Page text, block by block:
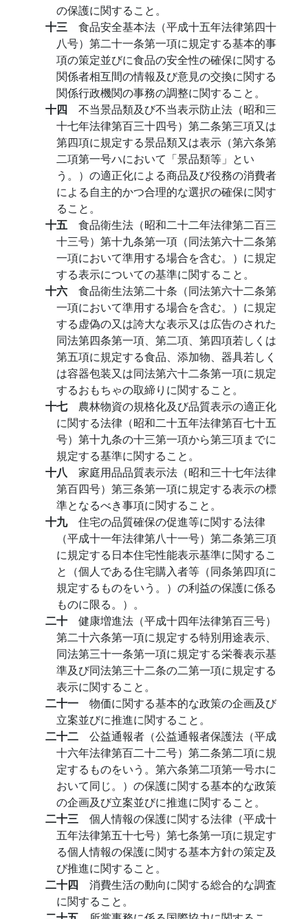
の保護に関すること。
十三 食品安全基本法（平成十五年法律第四十
八号）第二十一条第一項に規定する基本的事
項の策定並びに食品の安全性の確保に関する
関係者相互間の情報及び意見の交換に関する
関係行政機関の事務の調整に関すること。
十四 不当景品類及び不当表示防止法（昭和三
十七年法律第百三十四号）第二条第三項又は
第四項に規定する景品類又は表示（第六条第
二項第一号ハにおいて「景品類等」とい
う。）の適正化による商品及び役務の消費者
による自主的かつ合理的な選択の確保に関す
ること。
十五 食品衛生法（昭和二十二年法律第二百三
十三号）第十九条第一項（同法第六十二条第
一項において準用する場合を含む。）に規定
する表示についての基準に関すること。
十六 食品衛生法第二十条（同法第六十二条第
一項において準用する場合を含む。）に規定
する虚偽の又は誇大な表示又は広告のされた
同法第四条第一項、第二項、第四項若しくは
第五項に規定する食品、添加物、器具若しく
は容器包装又は同法第六十二条第一項に規定
するおもちゃの取締りに関すること。
十七 農林物資の規格化及び品質表示の適正化
に関する法律（昭和二十五年法律第百七十五
号）第十九条の十三第一項から第三項までに
規定する基準に関すること。
十八 家庭用品品質表示法（昭和三十七年法律
第百四号）第三条第一項に規定する表示の標
準となるべき事項に関すること。
十九 住宅の品質確保の促進等に関する法律
（平成十一年法律第八十一号）第二条第三項
に規定する日本住宅性能表示基準に関するこ
と（個人である住宅購入者等（同条第四項に
規定するものをいう。）の利益の保護に係る
ものに限る。）。
二十 健康増進法（平成十四年法律第百三号）
第二十六条第一項に規定する特別用途表示、
同法第三十一条第一項に規定する栄養表示基
準及び同法第三十二条の二第一項に規定する
表示に関すること。
二十一 物価に関する基本的な政策の企画及び
立案並びに推進に関すること。
二十二 公益通報者（公益通報者保護法（平成
十六年法律第百二十二号）第二条第二項に規
定するものをいう。第六条第二項第一号ホに
おいて同じ。）の保護に関する基本的な政策
の企画及び立案並びに推進に関すること。
二十三 個人情報の保護に関する法律（平成十
五年法律第五十七号）第七条第一項に規定す
る個人情報の保護に関する基本方針の策定及
び推進に関すること。
二十四 消費生活の動向に関する総合的な調査
に関すること。